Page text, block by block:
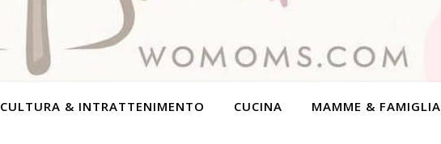
CULTURA & INTRATTENIMENTO CUCINA MAMME & FAMIGLIA